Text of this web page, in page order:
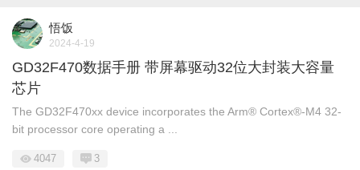
悟饭
2024-4-19
GD32F470数据手册 带屏幕驱动32位大封装大容量
芯片
The GD32F470xx device incorporates the Arm® Cortex®-M4 32-
bit processor core operating a ...
4047 3